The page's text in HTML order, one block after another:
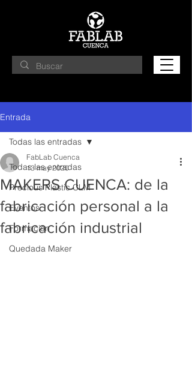
Entrada
Todas las entradas
Precious Plastic CLM
Eventos
Formación
Quedada Maker
Todas las entradas
MAKERS CUENCA: de la
fabricación personal a la
fabricación industrial
FabLab Cuenca
13 may 2020